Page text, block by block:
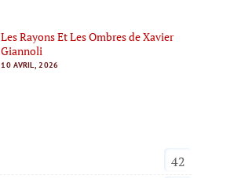
Les Rayons Et Les Ombres de Xavier
Giannoli
10 AVRIL, 2026
42